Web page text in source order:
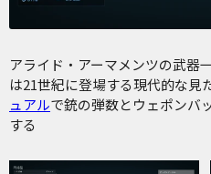
アライド・アーマメンツの武器
は21世紀に登場する現代的な見
ュアルで銃の弾数とウェポンバ
する